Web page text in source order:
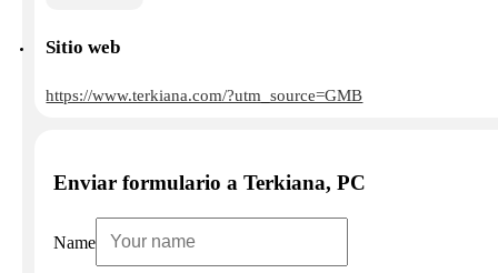
Sitio web
https://www.terkiana.com/?utm_source=GMB
Enviar formulario a Terkiana, PC
Name